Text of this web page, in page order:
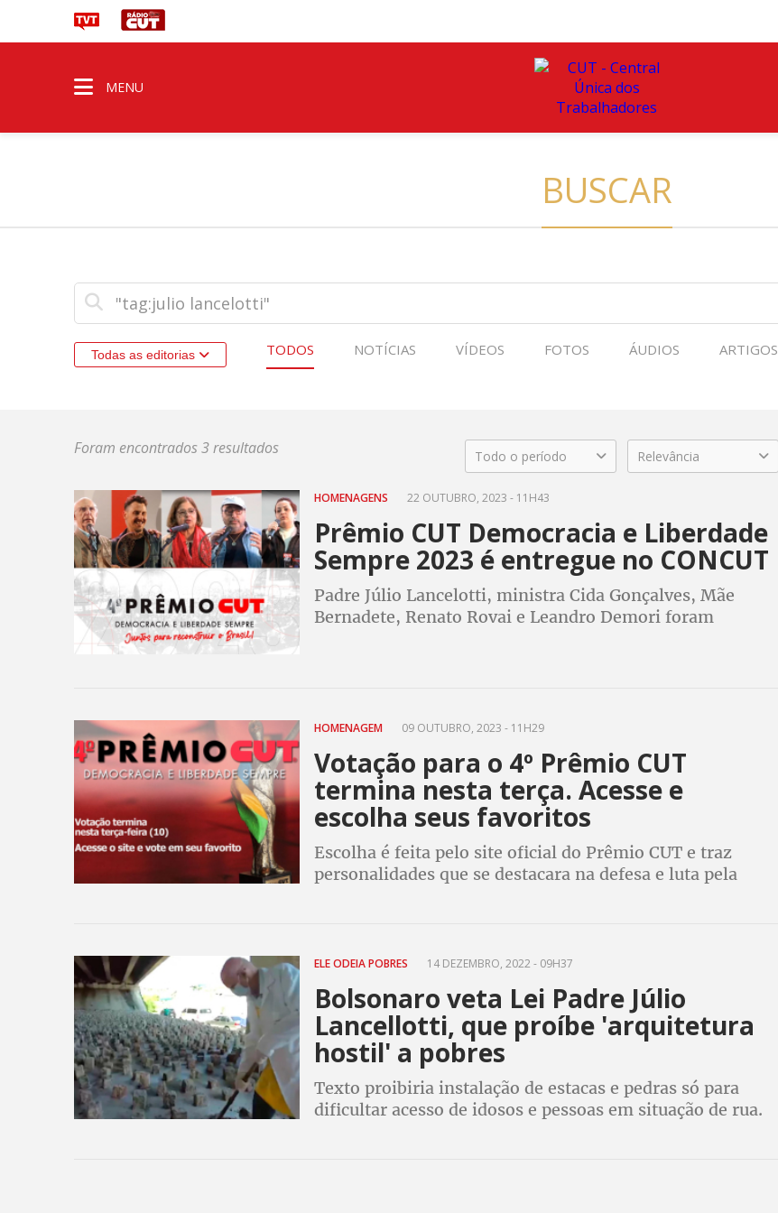
MENU
BUSCAR
Todas as editorias TODOS NOTÍCIAS VÍDEOS FOTOS ÁUDIOS ARTIGOS
Foram encontrados 3 resultados Todo o período Relevância
HOMENAGENS 22 OUTUBRO, 2023 - 11H43
Prêmio CUT Democracia e Liberdade
Sempre 2023 é entregue no CONCUT
Padre Júlio Lancelotti, ministra Cida Gonçalves, Mãe
Bernadete, Renato Rovai e Leandro Demori foram
HOMENAGEM 09 OUTUBRO, 2023 - 11H29
Votação para o 4º Prêmio CUT
termina nesta terça. Acesse e
escolha seus favoritos
Escolha é feita pelo site oficial do Prêmio CUT e traz
personalidades que se destacara na defesa e luta pela
ELE ODEIA POBRES 14 DEZEMBRO, 2022 - 09H37
Bolsonaro veta Lei Padre Júlio
Lancellotti, que proíbe 'arquitetura
hostil' a pobres
Texto proibiria instalação de estacas e pedras só para
dificultar acesso de idosos e pessoas em situação de rua.